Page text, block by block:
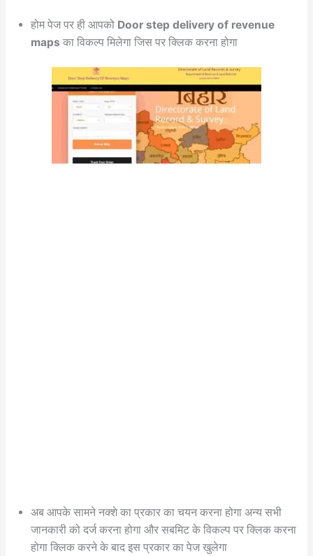
होम पेज पर ही आपको Door step delivery of revenue
maps का विकल्प मिलेगा जिस पर क्लिक करना होगा
अब आपके सामने नक्शे का प्रकार का चयन करना होगा अन्य सभी
जानकारी को दर्ज करना होगा और सबमिट के विकल्प पर क्लिक करना
होगा क्लिक करने के बाद इस प्रकार का पेज खुलेगा